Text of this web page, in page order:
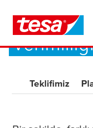
Teklifimiz